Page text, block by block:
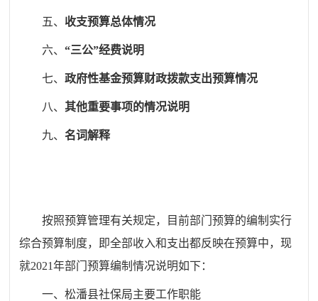
五、 收支预算总体情况
六、“三公”经费说明
七、政府性基金预算财政拨款支出预算情况
八、其他重要事项的情况说明
九、名词解释
按照预算管理有关规定，目前部门预算的编制实行
综合预算制度，即全部收入和支出都反映在预算中，现
就2021年部门预算编制情况说明如下：
一、松潘县社保局主要工作职能